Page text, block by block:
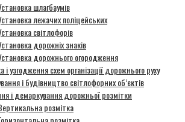
шлагбаумів
лежачих поліцейських
світлофорів
дорожніх знаків
дорожнього огородження
і узгодження схем організації дорожнього руху
і будівництво світлофорних об’єктів
і демаркування дорожньої розмітки
розмітка